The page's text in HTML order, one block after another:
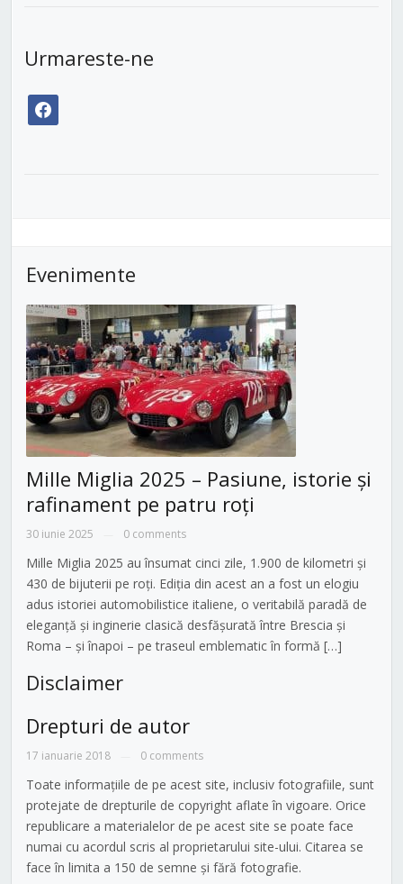
Urmareste-ne
facebook
Evenimente
Mille Miglia 2025 – Pasiune, istorie și
rafinament pe patru roți
30 iunie 2025 0 comments
Mille Miglia 2025 au însumat cinci zile, 1.900 de kilometri și
430 de bijuterii pe roți. Ediția din acest an a fost un elogiu
adus istoriei automobilistice italiene, o veritabilă paradă de
eleganță și inginerie clasică desfășurată între Brescia și
Roma – și înapoi – pe traseul emblematic în formă […]
Disclaimer
Drepturi de autor
17 ianuarie 2018 0 comments
Toate informațiile de pe acest site, inclusiv fotografiile, sunt
protejate de drepturile de copyright aflate în vigoare. Orice
republicare a materialelor de pe acest site se poate face
numai cu acordul scris al proprietarului site-ului. Citarea se
face în limita a 150 de semne și fără fotografie.